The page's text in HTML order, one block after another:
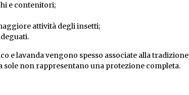
e contenitori;
attività degli insetti;
e lavanda vengono spesso associate alla tradizione
sole non rappresentano una protezione completa.